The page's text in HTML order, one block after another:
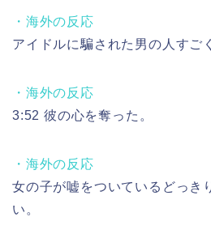
・海外の反応
アイドルに騙された男の人すご
・海外の反応
3:52 彼の心を奪った。
・海外の反応
女の子が嘘をついているどっき
い。